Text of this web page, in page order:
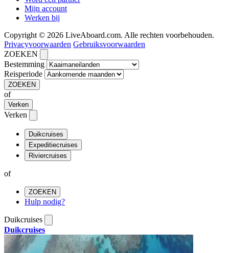
Mijn account
Werken bij
Copyright © 2026 LiveAboard.com. Alle rechten voorbehouden.
Privacyvoorwaarden Gebruiksvoorwaarden
ZOEKEN
Bestemming
Reisperiode
ZOEKEN
of
Verken
Verken
Duikcruises
Expeditiecruises
Riviercruises
of
ZOEKEN
Hulp nodig?
Duikcruises
Duikcruises